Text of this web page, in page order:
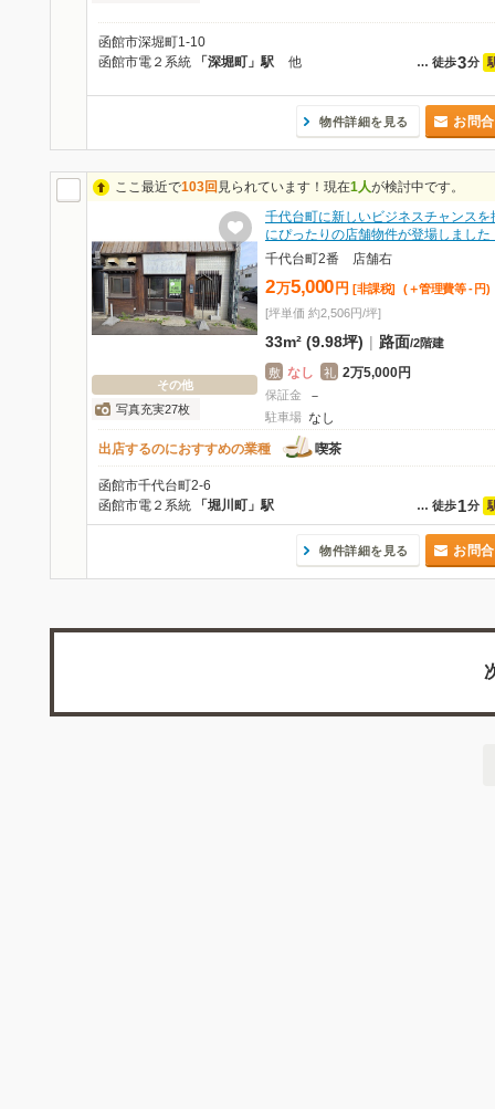
函館市深堀町1-10
… 徒歩3分
函館市電２系統 「深堀町」駅 他
物件詳細を見る お問
ここ最近で103回 見られています！現在1人が検討中です。
その他
写真充実27枚
千代台町に新しいビジネスチャンスを
にぴったりの店舗物件が登場しまし
千代台町2番 店舗右
2万5,000 円 [非課税] (＋管理費等 - 円)
[坪単価 約2,506円/坪]
33m² (9.98坪) | 路面/2階建
敷 なし 礼 2万5,000円
保証金 －
駐車場 なし
出店するのにおすすめの業種
喫茶
函館市千代台町2-6
… 徒歩1分
函館市電２系統 「堀川町」駅
物件詳細を見る お問